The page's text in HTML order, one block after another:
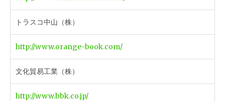
トラスコ中山（株）
http://www.orange-book.com/
文化貿易工業（株）
http://www.bbk.co.jp/